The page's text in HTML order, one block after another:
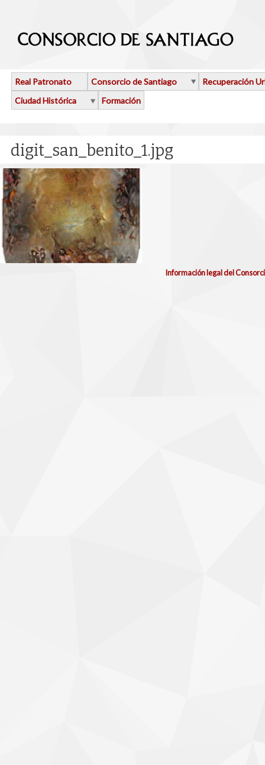
Real Patronato Consorcio de Santiago
Recuperación
Ciudad Histórica
Formación
digit_san_benito_1.jpg
Información legal del